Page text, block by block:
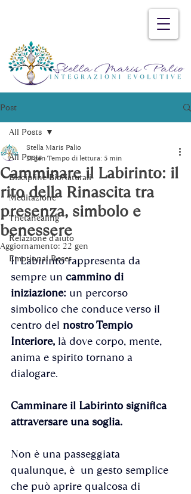
Post
All Posts
Discipline BioNaturali
Meditazione
Thetahealing
Relazione d'aiuto
Emotional Reset
All Posts
Camminare il Labirinto: il
rito della Rinascita tra
presenza, simbolo e
benessere
Stella Maris Palio
21 genTempo di lettura: 5 min
Aggiornamento: 22 gen
Il Labirinto rappresenta da
sempre un cammino di
iniziazione: un percorso
simbolico che conduce verso il
centro del nostro Tempio
Interiore, là dove corpo, mente,
anima e spirito tornano a
dialogare.
Camminare il Labirinto significa
attraversare una soglia.
Non è una passeggiata
qualunque, è  un gesto semplice
che può aprire qualcosa di